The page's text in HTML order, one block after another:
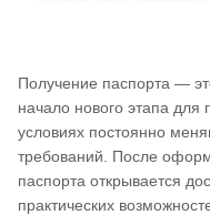
Получение паспорта —
начало нового этапа для
условиях постоянно
требований. После
паспорта открывается
практических